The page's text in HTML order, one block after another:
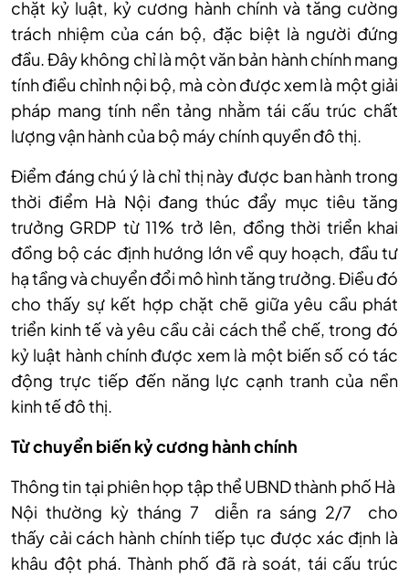
chặt kỷ luật, kỷ cương hành chính và tăng cường
trách nhiệm của cán bộ, đặc biệt là người đứng
đầu. Đây không chỉ là một văn bản hành chính mang
tính điều chỉnh nội bộ, mà còn được xem là một giải
pháp mang tính nền tảng nhằm tái cấu trúc chất
lượng vận hành của bộ máy chính quyền đô thị.
Điểm đáng chú ý là chỉ thị này được ban hành trong
thời điểm Hà Nội đang thúc đẩy mục tiêu tăng
trưởng GRDP từ 11% trở lên, đồng thời triển khai
đồng bộ các định hướng lớn về quy hoạch, đầu tư
hạ tầng và chuyển đổi mô hình tăng trưởng. Điều đó
cho thấy sự kết hợp chặt chẽ giữa yêu cầu phát
triển kinh tế và yêu cầu cải cách thể chế, trong đó
kỷ luật hành chính được xem là một biến số có tác
động trực tiếp đến năng lực cạnh tranh của nền
kinh tế đô thị.
Từ chuyển biến kỷ cương hành chính
Thông tin tại phiên họp tập thể UBND thành phố Hà
Nội thường kỳ tháng 7 diễn ra sáng 2/7 cho
thấy cải cách hành chính tiếp tục được xác định là
khâu đột phá. Thành phố đã rà soát, tái cấu trúc